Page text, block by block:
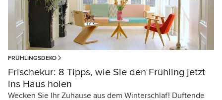
FRÜHLINGSDEKO
Frischekur: 8 Tipps, wie Sie den Frühling jetzt
ins Haus holen
Wecken Sie Ihr Zuhause aus dem Winterschlaf! Duftende